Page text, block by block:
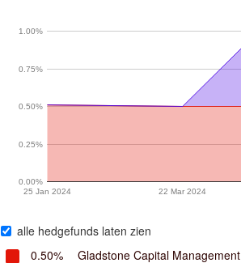
25 Jan 2024 22 Mar 2024
0.00%
0.25%
0.50%
0.75%
1.00%
alle hedgefunds laten zien
0.50%
Gladstone Capital Management